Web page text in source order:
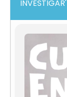
INVESTIGAR'